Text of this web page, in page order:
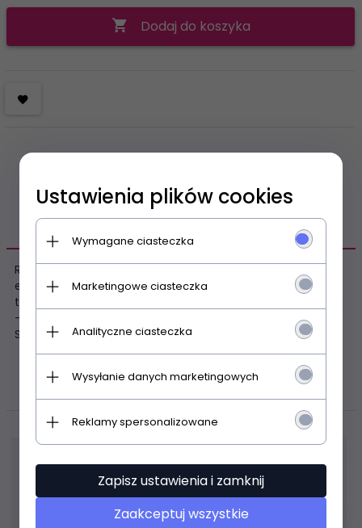
Dodaj do koszyka
OPIS PRODUKTU
Rajstopy damskie 20 den - wykonane z przędzy typu
elastan oplatany - matowe - na łydce wzór imitujący
tatuaż z serduszkiem - delikatne wzmocnienia na palcach
- bez zaznaczonej części majteczkowej, z małym klinem
Skład: 89% poliamid, 11% elastan
POLECAMY
Ustawienia plików cookies
Wymagane ciasteczka
Marketingowe ciasteczka
Analityczne ciasteczka
Wysyłanie danych marketingowych
Reklamy spersonalizowane
Zapisz ustawienia i zamknij
Zaakceptuj wszystkie